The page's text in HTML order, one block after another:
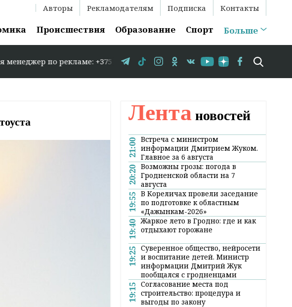
Авторы Рекламодателям Подписка Контакты
Происшествия Образование Спорт Больше
по рекламе: +375 29 583-35-86 // В Гродно временно закрывается
Лента новостей
21:00 Встреча с министром
информации Дмитрием Жуком.
Главное за 6 августа
20:20 Возможны грозы: погода в
Гродненской области на 7
августа
19:55 В Кореличах провели заседание
по подготовке к областным
«Дажынкам-2026»
19:40 Жаркое лето в Гродно: где и как
отдыхают горожане
19:25 Суверенное общество, нейросети
и воспитание детей. Министр
информации Дмитрий Жук
пообщался с гродненцами
19:15 Согласование места под
строительство: процедура и
выгоды по закону